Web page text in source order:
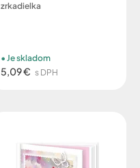
zrkadielka
5,09 € s DPH
Je skladom